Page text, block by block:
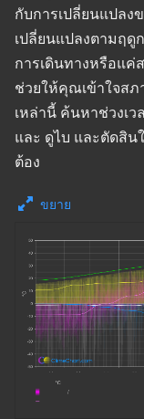
กับการเปลี่ยนแปล
เปลี่ยนแปลงตามฤ
การเดินทางหรือแค่
ช่วยให้คุณเข้าใจส
เหล่านี้ ค้นหาช่วงเ
และ ดูไบ และตัดสิ
ต้อง
ขยาย